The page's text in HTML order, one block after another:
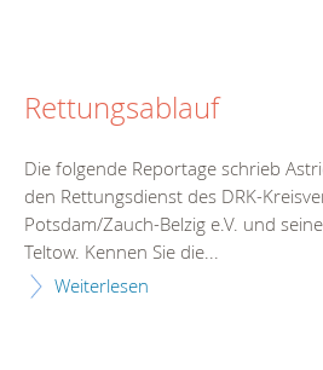
Rettungsablauf
Die folgende Reportage schrieb
den Rettungsdienst des DRK-
Potsdam/Zauch-Belzig e.V. und
Teltow. Kennen Sie die...
Weiterlesen